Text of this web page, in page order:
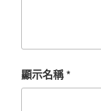
顯示名稱*